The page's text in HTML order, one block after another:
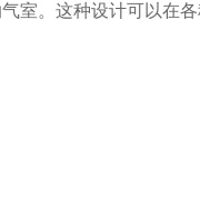
室。这种设计可以在